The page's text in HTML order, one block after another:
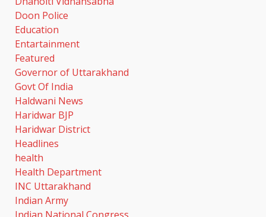
Doon Police
Education
Entartainment
Featured
Governor of Uttarakhand
Govt Of India
Haldwani News
Haridwar BJP
Haridwar District
Headlines
health
Health Department
INC Uttarakhand
Indian Army